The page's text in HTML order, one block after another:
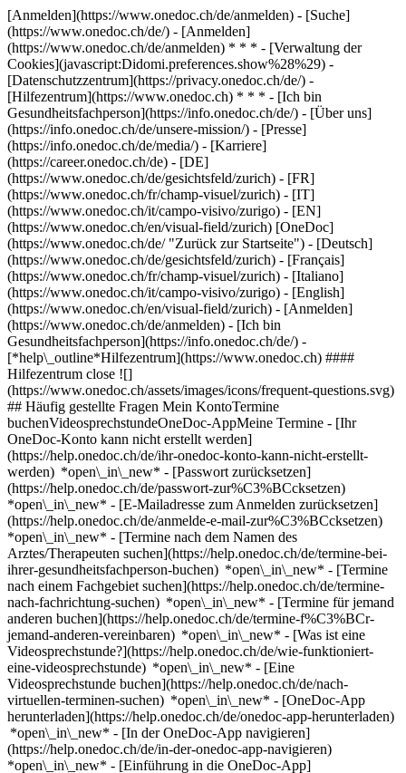
[Anmelden](https://www.onedoc.ch/de/anmelden) - [Suche]
(https://www.onedoc.ch/de/) - [Anmelden]
(https://www.onedoc.ch/de/anmelden) * * * - [Verwaltung der
Cookies](javascript:Didomi.preferences.show%28%29) -
[Datenschutzzentrum](https://privacy.onedoc.ch/de/) -
[Hilfezentrum](https://www.onedoc.ch) * * * - [Ich bin
Gesundheitsfachperson](https://info.onedoc.ch/de/) - [Über uns]
(https://info.onedoc.ch/de/unsere-mission/) - [Presse]
(https://info.onedoc.ch/de/media/) - [Karriere]
(https://career.onedoc.ch/de) - [DE]
(https://www.onedoc.ch/de/gesichtsfeld/zurich) - [FR]
(https://www.onedoc.ch/fr/champ-visuel/zurich) - [IT]
(https://www.onedoc.ch/it/campo-visivo/zurigo) - [EN]
(https://www.onedoc.ch/en/visual-field/zurich) [OneDoc]
(https://www.onedoc.ch/de/ "Zurück zur Startseite") - [Deutsch]
(https://www.onedoc.ch/de/gesichtsfeld/zurich) - [Français]
(https://www.onedoc.ch/fr/champ-visuel/zurich) - [Italiano]
(https://www.onedoc.ch/it/campo-visivo/zurigo) - [English]
(https://www.onedoc.ch/en/visual-field/zurich) - [Anmelden]
(https://www.onedoc.ch/de/anmelden) - [Ich bin
Gesundheitsfachperson](https://info.onedoc.ch/de/) -
[*help\_outline*Hilfezentrum](https://www.onedoc.ch) ####
Hilfezentrum close ![]
(https://www.onedoc.ch/assets/images/icons/frequent-questions.svg)
## Häufig gestellte Fragen Mein KontoTermine
buchenVideosprechstundeOneDoc-AppMeine Termine - [Ihr
OneDoc-Konto kann nicht erstellt werden]
(https://help.onedoc.ch/de/ihr-onedoc-konto-kann-nicht-erstellt-
werden) *open\_in\_new* - [Passwort zurücksetzen]
(https://help.onedoc.ch/de/passwort-zur%C3%BCcksetzen)
*open\_in\_new* - [E-Mailadresse zum Anmelden zurücksetzen]
(https://help.onedoc.ch/de/anmelde-e-mail-zur%C3%BCcksetzen)
*open\_in\_new* - [Termine nach dem Namen des
Arztes/Therapeuten suchen](https://help.onedoc.ch/de/termine-bei-
ihrer-gesundheitsfachperson-buchen) *open\_in\_new* - [Termine
nach einem Fachgebiet suchen](https://help.onedoc.ch/de/termine-
nach-fachrichtung-suchen) *open\_in\_new* - [Termine für jemand
anderen buchen](https://help.onedoc.ch/de/termine-f%C3%BCr-
jemand-anderen-vereinbaren) *open\_in\_new* - [Was ist eine
Videosprechstunde?](https://help.onedoc.ch/de/wie-funktioniert-
eine-videosprechstunde) *open\_in\_new* - [Eine
Videosprechstunde buchen](https://help.onedoc.ch/de/nach-
virtuellen-terminen-suchen) *open\_in\_new* - [OneDoc-App
herunterladen](https://help.onedoc.ch/de/onedoc-app-herunterladen)
*open\_in\_new* - [In der OneDoc-App navigieren]
(https://help.onedoc.ch/de/in-der-onedoc-app-navigieren)
*open\_in\_new* - [Einführung in die OneDoc-App]